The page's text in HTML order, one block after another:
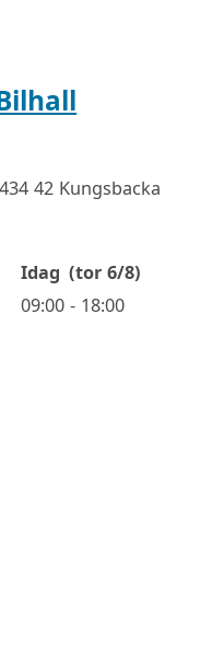
42 Kungsbacka
Idag (tor 6/8)
09:00 - 18:00